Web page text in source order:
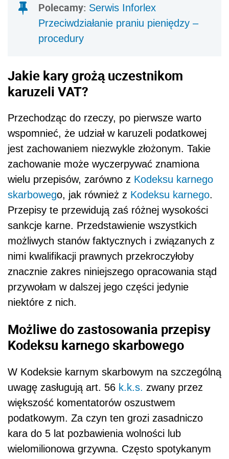
Polecamy: Serwis Inforlex
Przeciwdziałanie praniu pieniędzy –
procedury
Jakie kary grożą uczestnikom
karuzeli VAT?
Przechodząc do rzeczy, po pierwsze warto
wspomnieć, że udział w karuzeli podatkowej
jest zachowaniem niezwykle złożonym. Takie
zachowanie może wyczerpywać znamiona
wielu przepisów, zarówno z Kodeksu karnego
skarbowego, jak również z Kodeksu karnego.
Przepisy te przewidują zaś różnej wysokości
sankcje karne. Przedstawienie wszystkich
możliwych stanów faktycznych i związanych z
nimi kwalifikacji prawnych przekroczyłoby
znacznie zakres niniejszego opracowania stąd
przywołam w dalszej jego części jedynie
niektóre z nich.
Możliwe do zastosowania przepisy
Kodeksu karnego skarbowego
W Kodeksie karnym skarbowym na szczególną
uwagę zasługują art. 56 k.k.s. zwany przez
większość komentatorów oszustwem
podatkowym. Za czyn ten grozi zasadniczo
kara do 5 lat pozbawienia wolności lub
wielomilionowa grzywna. Często spotykanym